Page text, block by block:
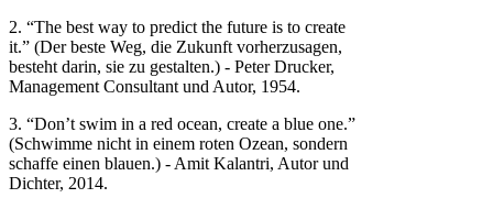
2. “The best way to predict the future is to create
it.” (Der beste Weg, die Zukunft vorherzusagen,
besteht darin, sie zu gestalten.) - Peter Drucker,
Management Consultant und Autor, 1954.
3. “Don’t swim in a red ocean, create a blue one.”
(Schwimme nicht in einem roten Ozean, sondern
schaffe einen blauen.) - Amit Kalantri, Autor und
Dichter, 2014.